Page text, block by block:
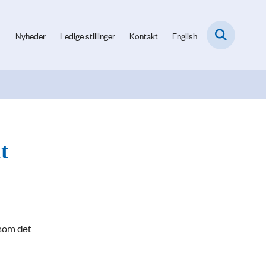
Nyheder Ledige stillinger Kontakt English
det